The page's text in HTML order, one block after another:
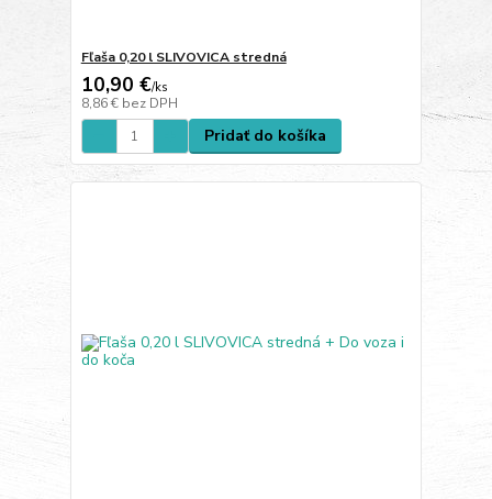
Fľaša 0,20 l SLIVOVICA stredná
10,90 €/ks
8,86 € bez DPH
Pridať do košíka